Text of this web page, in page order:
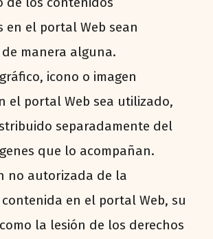
en el portal Web sean
manera alguna.
icono o imagen
el portal Web sea utilizado,
separadamente del
que lo acompañan.
no autorizada de la
en el portal Web, su
la lesión de los derechos